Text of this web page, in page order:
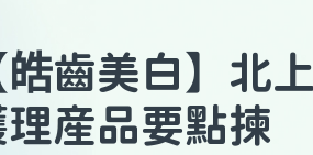
皓齒美白】 北
産品要點揀